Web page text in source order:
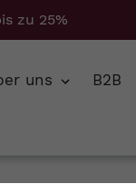
zu 25%
uns
B2B